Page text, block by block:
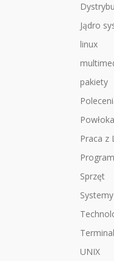
Jądro
linux
pakiety
Powłoka
Praca z
Sprzęt
Terminal
UNIX